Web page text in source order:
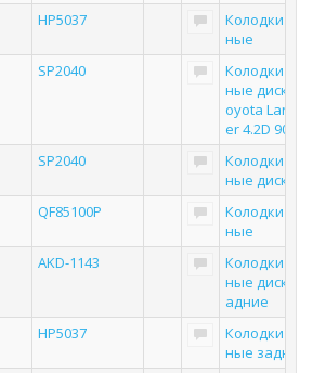
HP5037
Колодки
ные
SP2040
Колодки
ные
oyota Land
er 4.2D 90
SP2040
Колодки
ные
QF85100P
Колодки
ные
AKD-1143
Колодки
ные
адние
HP5037
Колодки
ные задние